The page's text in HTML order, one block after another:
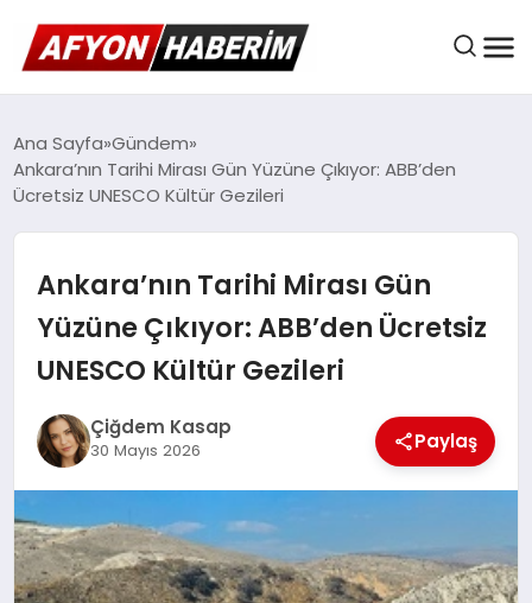
AFYON HABER
GÜNDEM
BELEDIYELER
DÜNYA
SPOR
Ana Sayfa Gündem
Ankara’nın Tarihi Mirası Gün Yüzüne Çıkıyor: ABB’den
Ücretsiz UNESCO Kültür Gezileri
Ankara’nın Tarihi Mirası Gün
Yüzüne Çıkıyor: ABB’den Ücretsiz
UNESCO Kültür Gezileri
Çiğdem Kasap
30 Mayıs 2026 Paylaş